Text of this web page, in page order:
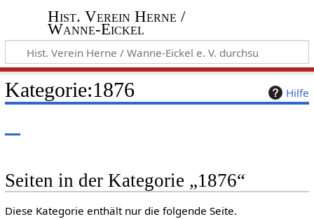
Hist. Verein Herne /
Wanne-Eickel
Hilfe
Kategorie:1876
Seiten in der Kategorie „1876“
Diese Kategorie enthält nur die folgende Seite.